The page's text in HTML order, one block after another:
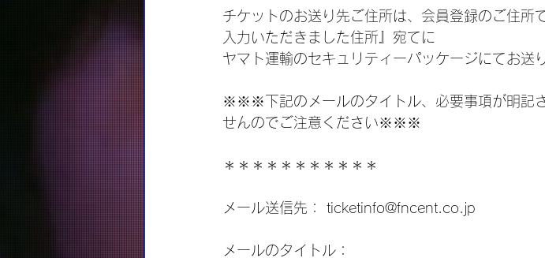
チケットのお送り先ご住所は、会員登録のご住所
入力いただきました住所』宛てに
ヤマト運輸のセキュリティーパッケージにてお送
※※※下記のメールのタイトル、必要事項が明記
せんのでご注意ください※※※
＊＊＊＊＊＊＊＊＊＊＊
メール送信先： ticketinfo@fncent.co.jp
メールのタイトル：